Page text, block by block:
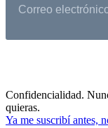
Confidencialidad.
quieras.
Ya me suscribí antes,